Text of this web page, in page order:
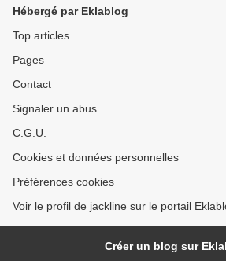
Hébergé par Eklablog
Top articles
Pages
Contact
Signaler un abus
C.G.U.
Cookies et données personnelles
Préférences cookies
Voir le profil de jackline sur le portail
Créer un blog sur